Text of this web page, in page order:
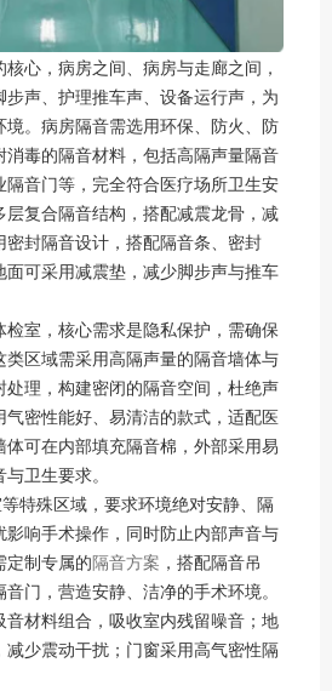
心，病房之间、病房与走廊之间，
声、护理推车声、设备运行声，为
境。病房隔音需选用环保、防火、防
毒的隔音材料，包括高隔声量隔音
音门等，完全符合医疗场所卫生安
复合隔音结构，搭配减震龙骨，减
密封隔音设计，搭配隔音条、密封
面可采用减震垫，减少脚步声与推车
室，核心需求是隐私保护，需确保
类区域需采用高隔声量的隔音墙体与
理，构建密闭的隔音空间，杜绝声
密性能好、易清洁的款式，适配医
可在内部填充隔音棉，外部采用易
卫生要求。
特殊区域，要求环境绝对安静、隔
响手术操作，同时防止内部声音与
定制专属的隔音方案 ，搭配隔音吊
门，营造安静、洁净的手术环境。
音材料组合，吸收室内残留噪音；地
少震动干扰；门窗采用高气密性隔